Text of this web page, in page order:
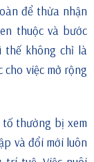
để thừa nhận
thuộc và bước
thế không chỉ là
cho việc mở rộng
tố thường bị xem
và đổi mới luôn